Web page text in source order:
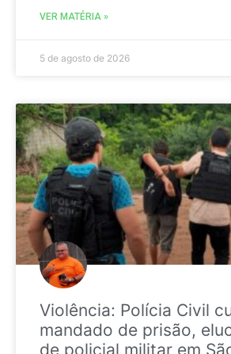
VER MATÉRIA »
5 de agosto de 2026
Violência: Polícia Civil
mandado de prisão,
de policial militar em